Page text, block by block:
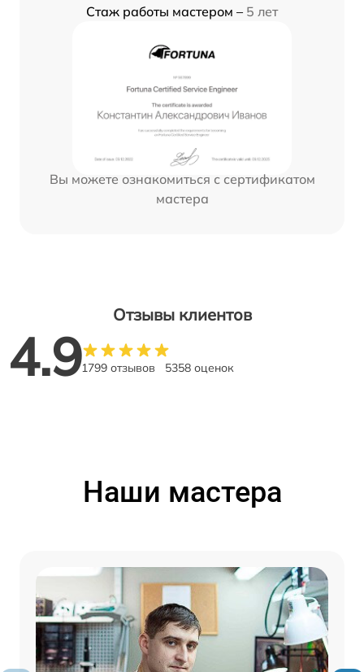
Стаж работы мастером – 5 лет
Вы можете ознакомиться с сертификатом
мастера
Отзывы клиентов
4.91799 отзывов 5358 оценок
Наши мастера